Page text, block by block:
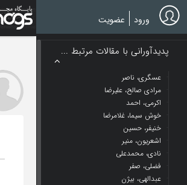
Skip
to
main
ورود عضویت
پدیدآورانی با مقالات مرتبط ...
عسگری، ناصر
مرادی صالح، علیرضا
اکرمی، احمد
خوش سیما، غلامرضا
خنیفر، حسین
اشعریون، منیر
نادی، محمدعلی
فضلی، صفر
عبدالهی، بیژن